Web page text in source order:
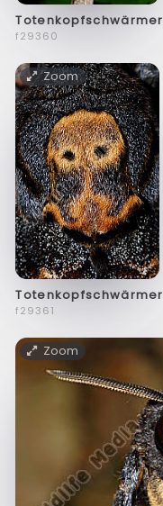
Totenkopfschwärmer
f29360
Zoom
Totenkopfschwärmer
f29361
Zoom